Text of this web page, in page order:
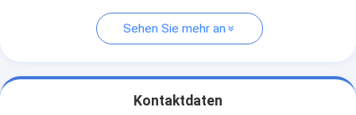
Sehen Sie mehr an
Kontaktdaten